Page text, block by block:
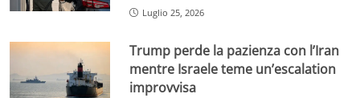
Luglio 25, 2026
Trump perde la pazienza con l’Iran
mentre Israele teme un’escalation
improvvisa